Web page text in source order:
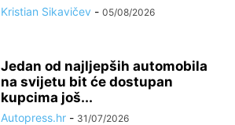
Kristian Sikavičev - 05/08/2026
Jedan od najljepših automobila
na svijetu bit će dostupan
kupcima još...
Autopress.hr - 31/07/2026